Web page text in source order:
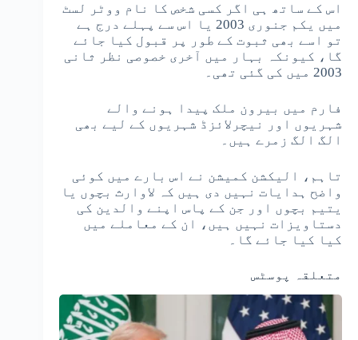
اس کے ساتھ ہی اگر کسی شخص کا نام ووٹر لسٹ
میں یکم جنوری 2003 یا اس سے پہلے درج ہے
تو اسے بھی ثبوت کے طور پر قبول کیا جائے
گا، کیونکہ بہار میں آخری خصوصی نظر ثانی
2003 میں کی گئی تھی۔
فارم میں بیرون ملک پیدا ہونے والے
شہریوں اور نیچرلائزڈ شہریوں کے لیے بھی
الگ الگ زمرے ہیں۔
تاہم، الیکشن کمیشن نے اس بارے میں کوئی
واضح ہدایات نہیں دی ہیں کہ لاوارث بچوں یا
یتیم بچوں اور جن کے پاس اپنے والدین کی
دستاویزات نہیں ہیں، ان کے معاملے میں
کیا کیا جائے گا۔
متعلقہ پوسٹس